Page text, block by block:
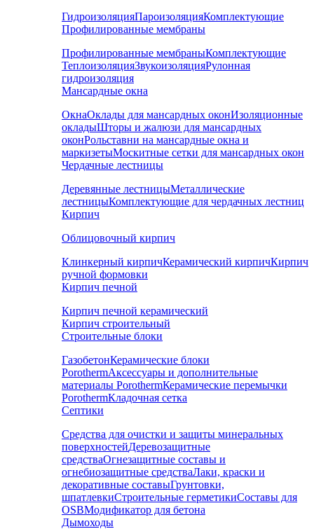
ГидроизоляцияПароизоляцияКомплектующие
Профилированные мембраны
Профилированные мембраныКомплектующие
ТеплоизоляцияЗвукоизоляцияРулонная
гидроизоляция
Мансардные окна
ОкнаОклады для мансардных оконИзоляционные
окладыШторы и жалюзи для мансардных
оконРольставни на мансардные окна и
маркизетыМоскитные сетки для мансардных окон
Чердачные лестницы
Деревянные лестницыМеталлические
лестницыКомплектующие для чердачных лестниц
Кирпич
Облицовочный кирпич
Клинкерный кирпичКерамический кирпичКирпич
ручной формовки
Кирпич печной
Кирпич печной керамический
Кирпич строительный
Строительные блоки
ГазобетонКерамические блоки
PorothermАксессуары и дополнительные
материалы PorothermКерамические перемычки
PorothermКладочная сетка
Септики
Средства для очистки и защиты минеральных
поверхностейДеревозащитные
средстваОгнезащитные составы и
огнебиозащитные средстваЛаки, краски и
декоративные составыГрунтовки,
шпатлевкиСтроительные герметикиСоставы для
OSBМодификатор для бетона
Дымоходы